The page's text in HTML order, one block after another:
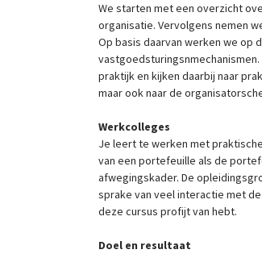
We starten met een overzicht
organisatie. Vervolgens nemen
Op basis daarvan werken we op
praktijk en kijken daarbij naar
maar ook naar de
Werkcolleges
Je leert te werken met
van een portefeuille als de
afwegingskader. De
sprake van veel interactie met
deze cursus profijt van hebt.
Doel en resultaat